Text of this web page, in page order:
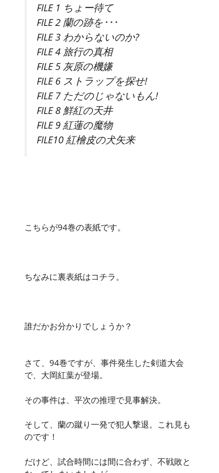
FILE 1 ちょー待て
FILE 2 蘭の跡を･･･
FILE 3 わからないのか?
FILE 4 旅行の真相
FILE 5 灰原の機嫌
FILE 6 ストラップを探せ!
FILE 7 ただのじゃないもん!
FILE 8 鮮紅の天井
FILE 9 紅蓮の魔物
FILE10 紅檜皮の犬矢来
こちらが94巻の表紙です。
ちなみに裏表紙はコチラ。
誰だかお分かりでしょうか？
さて、94巻ですが、事件発生した剣道大会
で、大岡紅葉が登場。
その事件は、平次の推理で見事解決。
そして、蘭の蹴り一発で犯人撃退。これ見も
のです！
だけど、試合時間には間に合わず、不戦敗と